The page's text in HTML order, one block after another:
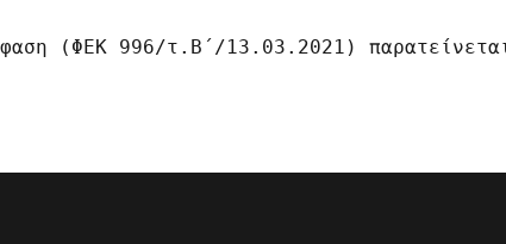
(ΦΕΚ 996/τ.Β΄/13.03.2021)